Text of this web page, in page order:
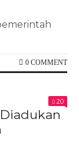
0 COMMENT
20